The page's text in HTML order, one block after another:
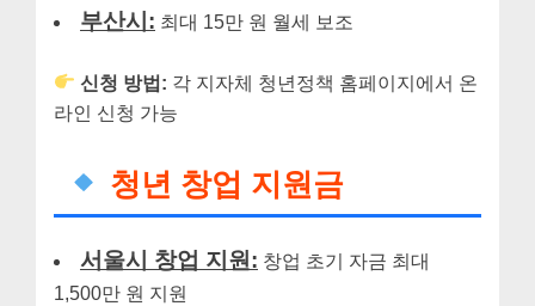
부산시: 최대 15만 원 월세 보조
신청 방법: 각 지자체 청년정책 홈페이지에서 온
라인 신청 가능
청년 창업 지원금
서울시 창업 지원: 창업 초기 자금 최대
1,500만 원 지원